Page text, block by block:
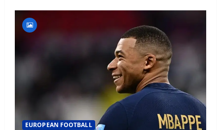
EUROPEAN FOOTBALL